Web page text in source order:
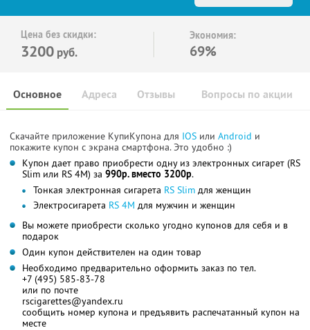
Цена без скидки:
3200 руб.
Экономия:
69%
Основное Отзывы Вопросы по акции
Адреса
Скачайте приложение КупиКупона для IOS или Android и
покажите купон с экрана смартфона. Это удобно :)
Купон дает право приобрести одну из электронных сигарет (RS
Slim или RS 4M) за 990р. вместо 3200р.
Тонкая электронная сигарета RS Slim для женщин
Электросигарета RS 4M для мужчин и женщин
Вы можете приобрести сколько угодно купонов для себя и в
подарок
Один купон действителен на один товар
Необходимо предварительно оформить заказ по тел.
+7 (495) 585-83-78
или по почте
rscigarettes@yandex.ru
сообщить номер купона и предъявить распечатанный купон на
месте